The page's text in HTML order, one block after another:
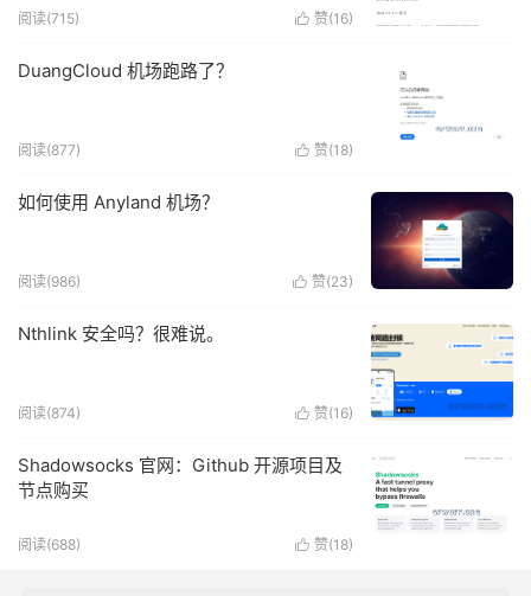
 赞(16)
阅读(715)
DuangCloud 机场跑路了？
 赞(18)
阅读(877)
如何使用 Anyland 机场？
 赞(23)
阅读(986)
Nthlink 安全吗？很难说。
 赞(16)
阅读(874)
Shadowsocks 官网：Github 开源项目及
节点购买
 赞(18)
阅读(688)